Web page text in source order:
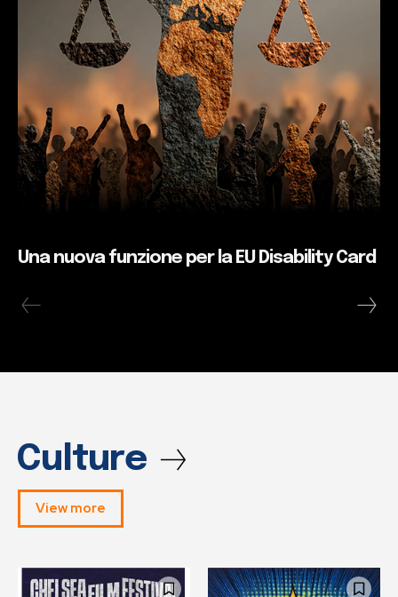
Una nuova funzione per la EU Disability Card
Culture
View more